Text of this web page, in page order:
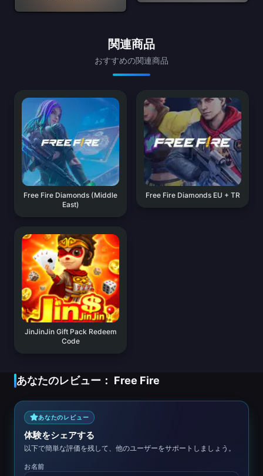
関連商品
おすすめの関連商品
Free Fire Diamonds (Middle
East)
Free Fire Diamonds EU + TR
JinJinJin Gift Pack Redeem
Code
あなたのレビュー： Free Fire
あなたのレビュー
体験をシェアする
以下で簡単な評価を残して、他のユーザーをサポートしましょう。
お名前